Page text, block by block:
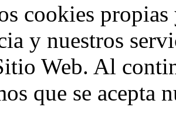
cookies propias
y nuestros
Web. Al
que se acepta